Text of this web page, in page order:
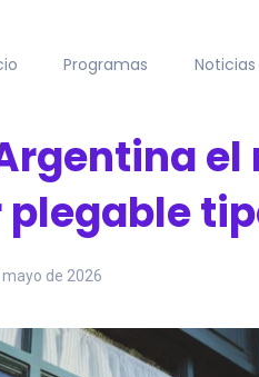
Programas Noticias
el
mayo de 2026